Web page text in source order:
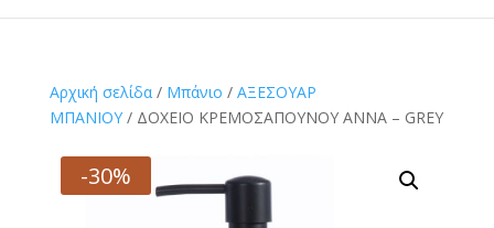
Αρχική σελίδα/ Μπάνιο / ΑΞΕΣΟΥΑΡ
ΜΠΑΝΙΟΥ/ ΔΟΧΕΙΟ ΚΡΕΜΟΣΑΠΟΥΝΟΥ ANNA – GREY
-30%